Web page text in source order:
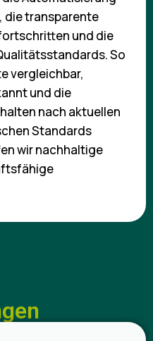
die transparente
und die
So
vergleichbar,
und die
nach aktuellen
Standards
wir nachhaltige